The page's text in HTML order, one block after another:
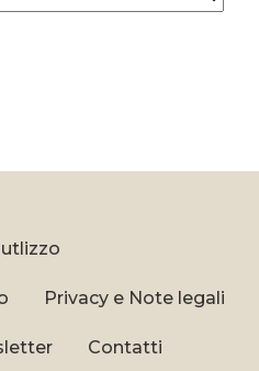
Privacy e Note legali
Contatti